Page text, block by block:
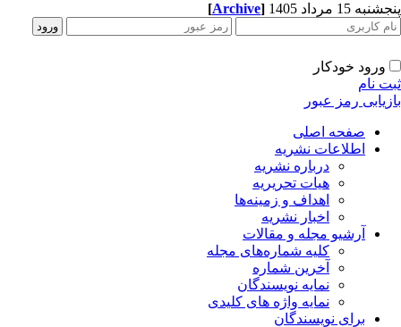
15 مرداد 1405 [Archive]
ورود خودکار
نام
رمز عبور
صفحه اصلی
اطلاعات نشریه
درباره نشریه
هیات تحریریه
اهداف و زمینه‌ها
اخبار نشریه
آرشیو مجله و مقالات
کلیه شماره‌های مجله
آخرین شماره
نمایه نویسندگان
نمایه واژه های کلیدی
برای نویسندگان